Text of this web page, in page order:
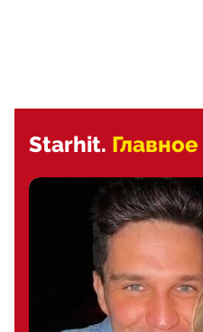
Starhit. Главное